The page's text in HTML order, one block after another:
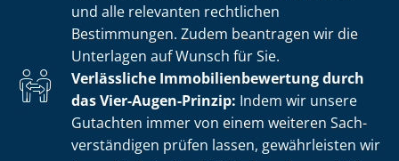
und alle relevanten rechtlichen
Bestimmungen. Zudem beantragen wir die
Unterlagen auf Wunsch für Sie.
Verlässliche Im­mo­bi­li­en­be­wer­tung durch
das Vier-Augen-Prinzip: Indem wir unsere
Gutachten immer von einem weiteren Sach­
ver­stän­di­gen prüfen lassen, gewährleisten wir